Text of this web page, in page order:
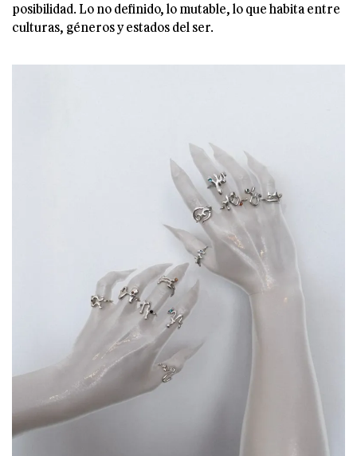
posibilidad. Lo no definido, lo mutable, lo que habita entre
culturas, géneros y estados del ser.